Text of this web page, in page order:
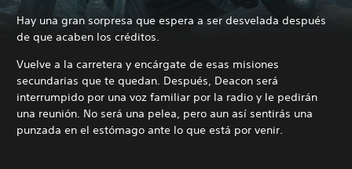
Hay una gran sorpresa que espera a ser desvelada después
de que acaben los créditos.
Vuelve a la carretera y encárgate de esas misiones
secundarias que te quedan. Después, Deacon será
interrumpido por una voz familiar por la radio y le pedirán
una reunión. No será una pelea, pero aun así sentirás una
punzada en el estómago ante lo que está por venir.